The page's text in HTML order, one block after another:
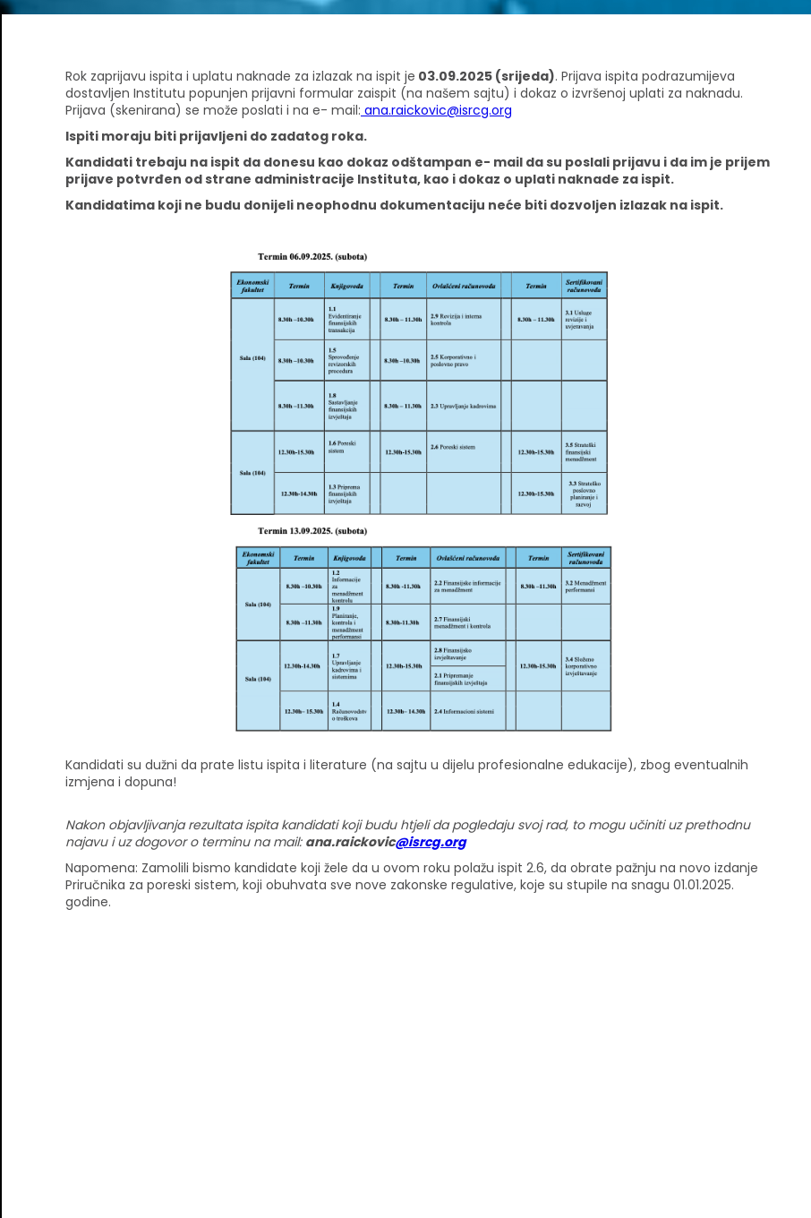
Rok zaprijavu ispita i uplatu naknade za izlazak na ispit je 03.09.2025 (srijeda). Prijava ispita podrazumijeva
dostavljen Institutu popunjen prijavni formular zaispit (na našem sajtu) i dokaz o izvršenoj uplati za naknadu.
Prijava (skenirana) se može poslati i na e- mail: ana.raickovic@isrcg.org
Ispiti moraju biti prijavljeni do zadatog roka.
Kandidati trebaju na ispit da donesu kao dokaz odštampan e- mail da su poslali prijavu i da im je prijem
prijave potvrđen od strane administracije Instituta, kao i dokaz o uplati naknade za ispit.
Kandidatima koji ne budu donijeli neophodnu dokumentaciju neće biti dozvoljen izlazak na ispit.
Kandidati su dužni da prate listu ispita i literature (na sajtu u dijelu profesionalne edukacije), zbog eventualnih
izmjena i dopuna!
Nakon objavljivanja rezultata ispita kandidati koji budu htjeli da pogledaju svoj rad, to mogu učiniti uz prethodnu
najavu i uz dogovor o terminu na mail: ana.raickovic@isrcg.org
Napomena: Zamolili bismo kandidate koji žele da u ovom roku polažu ispit 2.6, da obrate pažnju na novo izdanje
Priručnika za poreski sistem, koji obuhvata sve nove zakonske regulative, koje su stupile na snagu 01.01.2025.
godine.